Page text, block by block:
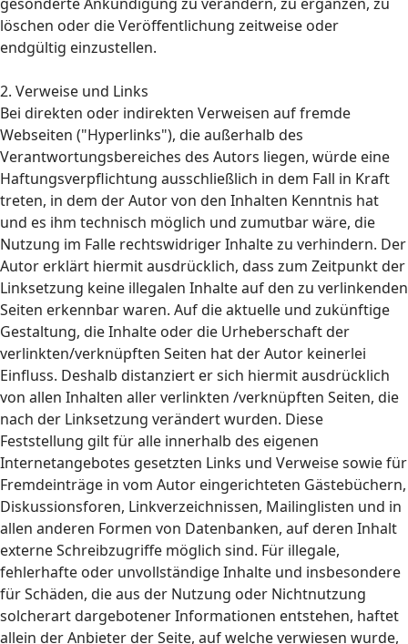
löschen oder die Veröffentlichung zeitweise oder
endgültig einzustellen.
2. Verweise und Links
Bei direkten oder indirekten Verweisen auf fremde
Webseiten ("Hyperlinks"), die außerhalb des
Verantwortungsbereiches des Autors liegen, würde eine
Haftungsverpflichtung ausschließlich in dem Fall in Kraft
treten, in dem der Autor von den Inhalten Kenntnis hat
und es ihm technisch möglich und zumutbar wäre, die
Nutzung im Falle rechtswidriger Inhalte zu verhindern. Der
Autor erklärt hiermit ausdrücklich, dass zum Zeitpunkt der
Linksetzung keine illegalen Inhalte auf den zu verlinkenden
Seiten erkennbar waren. Auf die aktuelle und zukünftige
Gestaltung, die Inhalte oder die Urheberschaft der
verlinkten/verknüpften Seiten hat der Autor keinerlei
Einfluss. Deshalb distanziert er sich hiermit ausdrücklich
von allen Inhalten aller verlinkten /verknüpften Seiten, die
nach der Linksetzung verändert wurden. Diese
Feststellung gilt für alle innerhalb des eigenen
Internetangebotes gesetzten Links und Verweise sowie für
Fremdeinträge in vom Autor eingerichteten Gästebüchern,
Diskussionsforen, Linkverzeichnissen, Mailinglisten und in
allen anderen Formen von Datenbanken, auf deren Inhalt
externe Schreibzugriffe möglich sind. Für illegale,
fehlerhafte oder unvollständige Inhalte und insbesondere
für Schäden, die aus der Nutzung oder Nichtnutzung
solcherart dargebotener Informationen entstehen, haftet
allein der Anbieter der Seite, auf welche verwiesen wurde,